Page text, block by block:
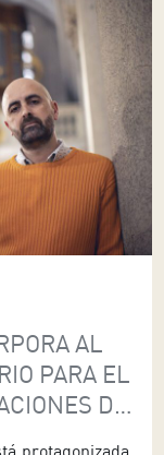
AL
PARA EL
DE
protagonizada